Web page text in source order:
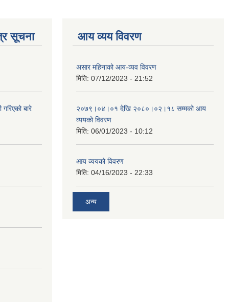
सूचना
बारे
आय व्यय विवरण
असार महिनाको आय-व्यव विवरण
मिति: 07/12/2023 - 21:52
२०७९।०४।०१ देखि २०८०।०२।१८ सम्मको आय
व्ययको विवरण
मिति: 06/01/2023 - 10:12
आय व्ययको विवरण
मिति: 04/16/2023 - 22:33
अन्य